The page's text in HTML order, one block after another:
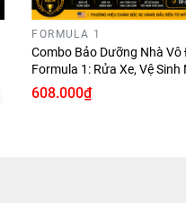
FORMULA 1
Combo Bảo Dưỡng Nhà Vô
Formula 1: Rửa Xe, Vệ Sinh
Làm Sạch Mâm Lốp Tặng
Microfiber
608.000₫